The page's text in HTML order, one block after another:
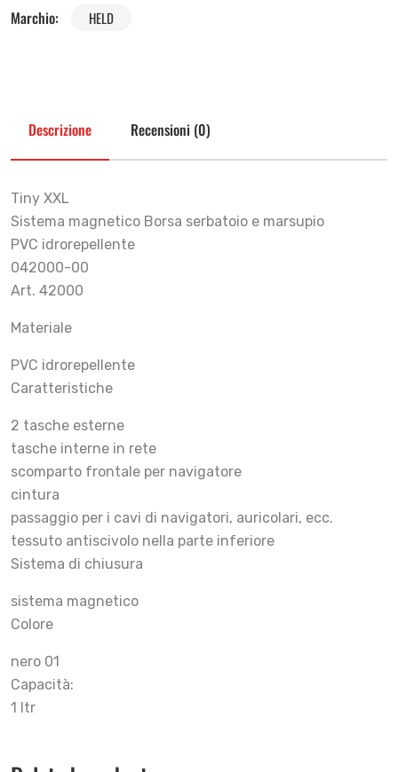
Marchio: HELD
Descrizione Recensioni (0)
Tiny XXL
Sistema magnetico Borsa serbatoio e marsupio
PVC idrorepellente
042000-00
Art. 42000
Materiale
PVC idrorepellente
Caratteristiche
2 tasche esterne
tasche interne in rete
scomparto frontale per navigatore
cintura
passaggio per i cavi di navigatori, auricolari, ecc.
tessuto antiscivolo nella parte inferiore
Sistema di chiusura
sistema magnetico
Colore
nero 01
Capacità:
1 ltr